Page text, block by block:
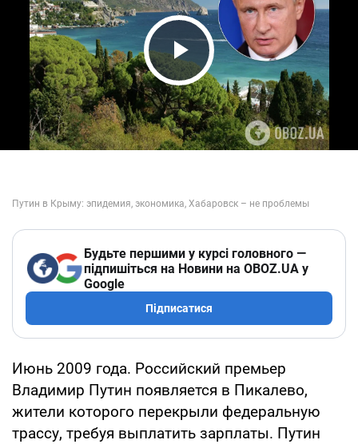
Play Video
Будьте першими у курсі головного —
підпишіться на Новини на OBOZ.UA у
Google
Підписатися
Июнь 2009 года. Российский премьер
Владимир Путин появляется в Пикалево,
жители которого перекрыли федеральную
трассу, требуя выплатить зарплаты. Путин